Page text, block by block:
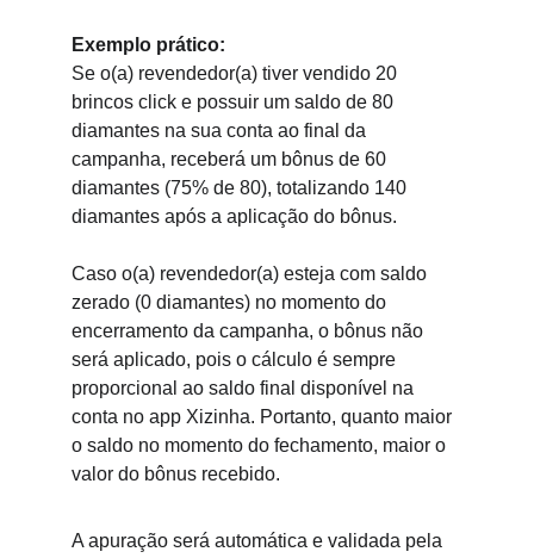
Exemplo prático:
Se o(a) revendedor(a) tiver vendido 20
brincos click e possuir um saldo de 80
diamantes na sua conta ao final da
campanha, receberá um bônus de 60
diamantes (75% de 80), totalizando 140
diamantes após a aplicação do bônus.
Caso o(a) revendedor(a) esteja com saldo
zerado (0 diamantes) no momento do
encerramento da campanha, o bônus não
será aplicado, pois o cálculo é sempre
proporcional ao saldo final disponível na
conta no app Xizinha. Portanto, quanto maior
o saldo no momento do fechamento, maior o
valor do bônus recebido.
A apuração será automática e validada pela